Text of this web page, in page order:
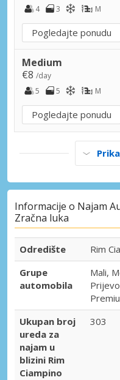
4
3 M
Pogledajte ponudu
Medium
€8 /day
5
5 M
Pogledajte ponudu
Informacije o Najam
Zračna luka
Odredište
Rim
Grupe
automobila
Mali,
Ukupan broj
ureda za
najam u
blizini Rim
Ciampino
303